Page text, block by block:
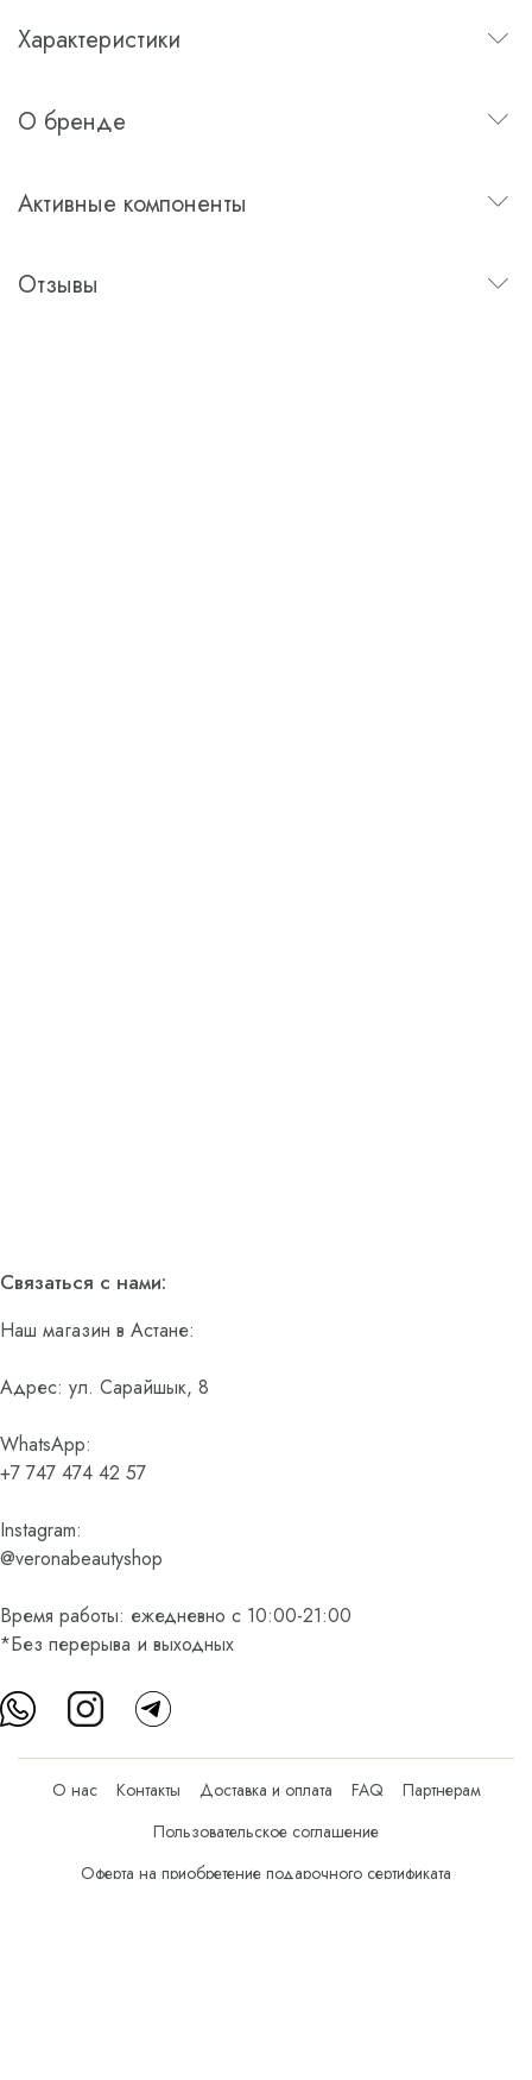
Характеристики
О бренде
Активные компоненты
Отзывы
Связаться с нами:
Наш магазин в Астане:
Адрес: ул. Сарайшык, 8
WhatsApp:
+7 747 474 42 57
Instagram:
@veronabeautyshop
Время работы: ежедневно с 10:00-21:00
*Без перерыва и выходных
О нас Контакты Доставка и оплата FAQ
Партнерам
Пользовательское соглашение
Оферта на приобретение подарочного сертификата